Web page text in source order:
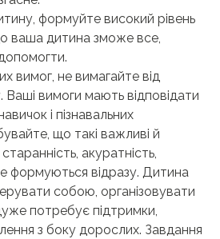
формуйте високий рівень
ваша дитина зможе все,
вимог, не вимагайте від
Ваші вимоги мають відповідати
і пізнавальних
що такі важливі й
старанність, акуратність,
формуються відразу. Дитина
собою, організовувати
потребує підтримки,
з боку дорослих. Завдання